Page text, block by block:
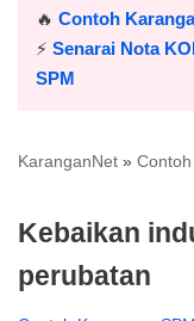
🔥 Contoh
⚡️ Senarai Nota
SPM
KaranganNet »
Kebaikan
perubatan